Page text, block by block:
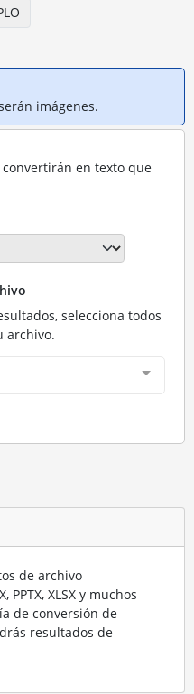
imágenes.
convertirán en texto que
selecciona todos
archivo.
de archivo
PPTX, XLSX y muchos
de conversión de
resultados de